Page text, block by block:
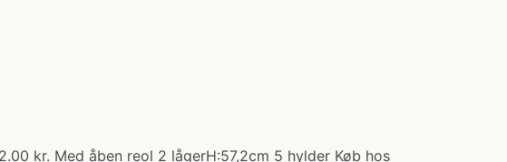
kr. Med åben reol 2 lågerH:57,2cm 5 hylder Køb hos